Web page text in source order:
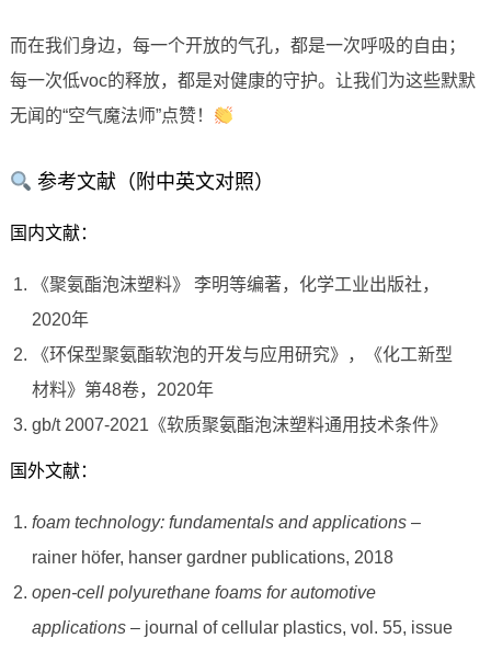
而在我们身边，每一个开放的气孔，都是一次呼吸的自由；
每一次低voc的释放，都是对健康的守护。让我们为这些默默
无闻的“空气魔法师”点赞！
参考文献（附中英文对照）
国内文献：
《聚氨酯泡沫塑料》 李明等编著，化学工业出版社，
2020年
《环保型聚氨酯软泡的开发与应用研究》，《化工新型
材料》第48卷，2020年
gb/t 2007-2021《软质聚氨酯泡沫塑料通用技术条件》
国外文献：
foam technology: fundamentals and applications–
rainer höfer, hanser gardner publications, 2018
open-cell polyurethane foams for automotive
applications– journal of cellular plastics, vol. 55, issue